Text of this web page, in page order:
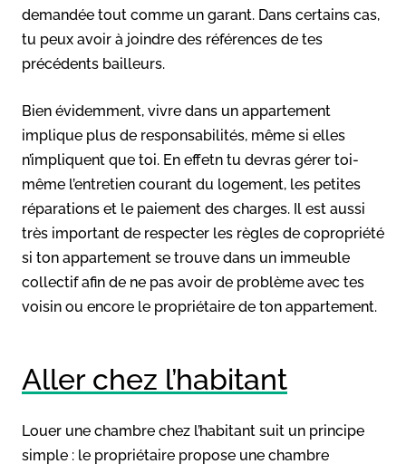
demandée tout comme un garant. Dans certains cas,
tu peux avoir à joindre des références de tes
précédents bailleurs.
Bien évidemment, vivre dans un appartement
implique plus de responsabilités, même si elles
n’impliquent que toi. En effetn tu devras gérer toi-
même l’entretien courant du logement, les petites
réparations et le paiement des charges. Il est aussi
très important de respecter les règles de copropriété
si ton appartement se trouve dans un immeuble
collectif afin de ne pas avoir de problème avec tes
voisin ou encore le propriétaire de ton appartement.
Aller chez l’habitant
Louer une chambre chez l’habitant suit un principe
simple : le propriétaire propose une chambre